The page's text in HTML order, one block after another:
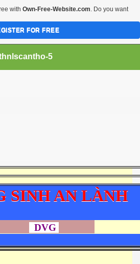
5
SINH AN LÀNH
DVG
with Own-Free-Website.com. Do you want
FOR FREE